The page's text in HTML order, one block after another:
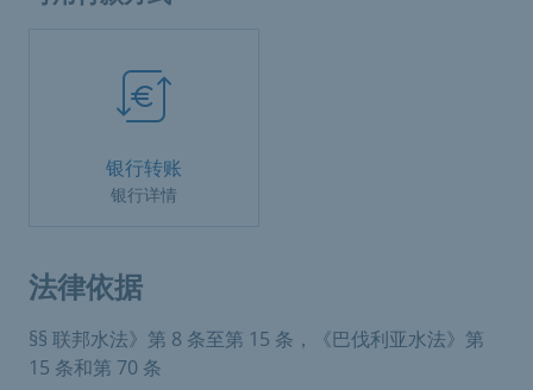
银行转账
银行详情
法律依据
§§ 联邦水法》第 8 条至第 15 条，《巴伐利亚水法》第
15 条和第 70 条